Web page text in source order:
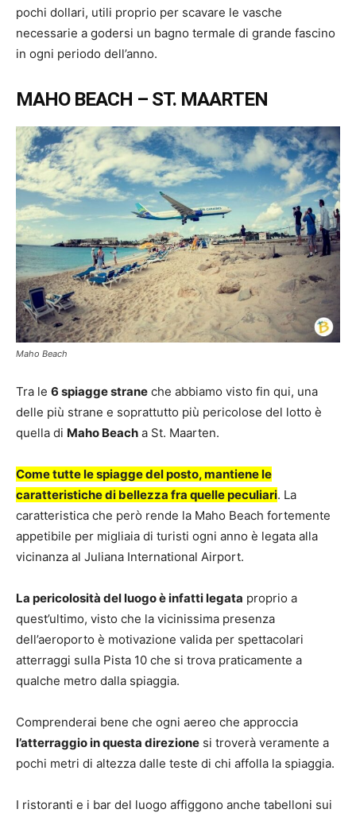
pochi dollari, utili proprio per scavare le vasche
necessarie a godersi un bagno termale di grande fascino
in ogni periodo dell’anno.
MAHO BEACH – ST. MAARTEN
Maho Beach
Tra le 6 spiagge strane che abbiamo visto fin qui, una
delle più strane e soprattutto più pericolose del lotto è
quella di Maho Beach a St. Maarten.
Come tutte le spiagge del posto, mantiene le
caratteristiche di bellezza fra quelle peculiari. La
caratteristica che però rende la Maho Beach fortemente
appetibile per migliaia di turisti ogni anno è legata alla
vicinanza al Juliana International Airport.
La pericolosità del luogo è infatti legata proprio a
quest’ultimo, visto che la vicinissima presenza
dell’aeroporto è motivazione valida per spettacolari
atterraggi sulla Pista 10 che si trova praticamente a
qualche metro dalla spiaggia.
Comprenderai bene che ogni aereo che approccia
l’atterraggio in questa direzione si troverà veramente a
pochi metri di altezza dalle teste di chi affolla la spiaggia.
I ristoranti e i bar del luogo affiggono anche tabelloni sui